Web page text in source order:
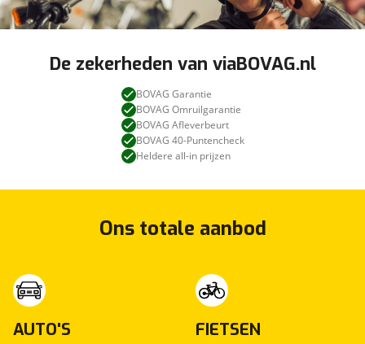
De zekerheden van viaBOVAG.nl
BOVAG Garantie
BOVAG Omruilgarantie
BOVAG Afleverbeurt
BOVAG 40-Puntencheck
Heldere all-in prijzen
Ons totale aanbod
AUTO'S FIETSEN